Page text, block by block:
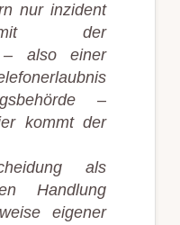
nur inzident
mit der
– also einer
–
kommt der
als
Handlung
eigener